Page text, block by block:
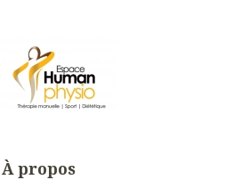
À propos